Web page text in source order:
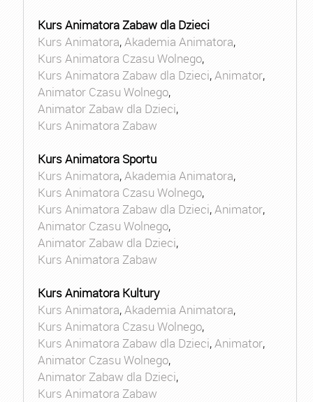
Kurs Animatora Zabaw dla Dzieci
Kurs Animatora,Akademia Animatora,
Kurs Animatora Czasu Wolnego,
Kurs Animatora Zabaw dla Dzieci,Animator,
Animator Czasu Wolnego,
Animator Zabaw dla Dzieci,
Kurs Animatora Zabaw
Kurs Animatora Sportu
Kurs Animatora,Akademia Animatora,
Kurs Animatora Czasu Wolnego,
Kurs Animatora Zabaw dla Dzieci,Animator,
Animator Czasu Wolnego,
Animator Zabaw dla Dzieci,
Kurs Animatora Zabaw
Kurs Animatora Kultury
Kurs Animatora,Akademia Animatora,
Kurs Animatora Czasu Wolnego,
Kurs Animatora Zabaw dla Dzieci,Animator,
Animator Czasu Wolnego,
Animator Zabaw dla Dzieci,
Kurs Animatora Zabaw